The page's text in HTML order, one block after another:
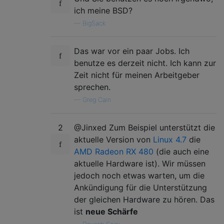
ich meine BSD?
BigSack
Das war vor ein paar Jobs. Ich
benutze es derzeit nicht. Ich kann zur
Zeit nicht für meinen Arbeitgeber
sprechen.
Greg Cain
2
@Jinxed Zum Beispiel unterstützt die
aktuelle Version von Linux 4.7 die
AMD Radeon RX 480 (die auch eine
aktuelle Hardware ist). Wir müssen
jedoch noch etwas warten, um die
Ankündigung für die Unterstützung
der gleichen Hardware zu hören. Das
ist neue Schärfe